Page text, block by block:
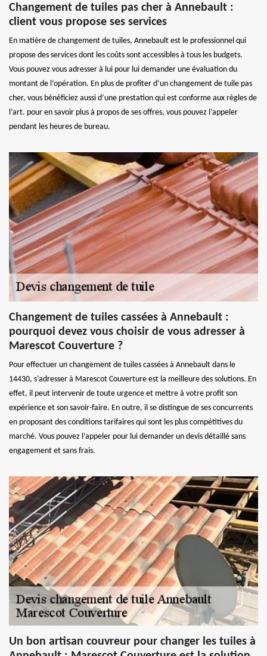
Changement de tuiles pas cher à Annebault :
client vous propose ses services
En matière de changement de tuiles, Annebault est le professionnel qui
propose des services dont les coûts sont accessibles à tous les budgets.
Vous pouvez vous adresser à lui pour lui demander une évaluation du
montant de l’opération. En plus de profiter d’un changement de tuile pas
cher, vous bénéficiez aussi d’une prestation qui est conforme aux règles de
l’art. pour en savoir plus à propos de ses offres, vous pouvez l’appeler
pendant les heures de bureau.
Changement de tuiles cassées à Annebault :
pourquoi devez vous choisir de vous adresser à
Marescot Couverture ?
Pour effectuer un changement de tuiles cassées à Annebault dans le
14430, s’adresser à Marescot Couverture est la meilleure des solutions. En
effet, il peut intervenir de toute urgence et mettre à votre profit son
expérience et son savoir-faire. En outre, il se distingue de ses concurrents
en proposant des conditions tarifaires qui sont les plus compétitives du
marché. Vous pouvez l’appeler pour lui demander un devis détaillé sans
engagement et sans frais.
Un bon artisan couvreur pour changer les tuiles à